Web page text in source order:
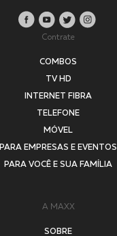
Contrate
COMBOS
TV HD
INTERNET FIBRA
TELEFONE
MÓVEL
PARA EMPRESAS E EVENTOS
PARA VOCÊ E SUA FAMÍLIA
A MAXX
SOBRE